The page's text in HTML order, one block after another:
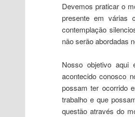
Devemos praticar o
presente em várias
contemplação
não serão abordadas
Nosso objetivo
acontecido conosco
possam ter ocorrido
trabalho e que
questão através do